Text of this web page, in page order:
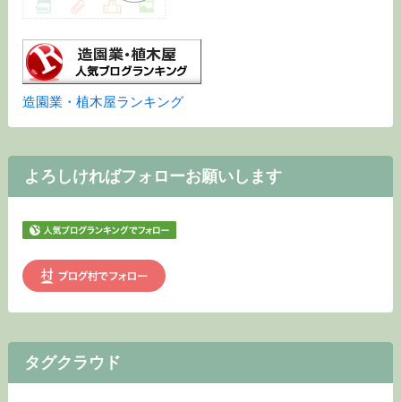
造園業・植木屋ランキング
よろしければフォローお願いします
タグクラウド